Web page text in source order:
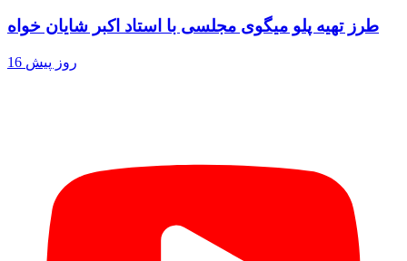
طرز تهیه پلو میگوی مجلسی با استاد اکبر شایان خواه
16 روز پیش